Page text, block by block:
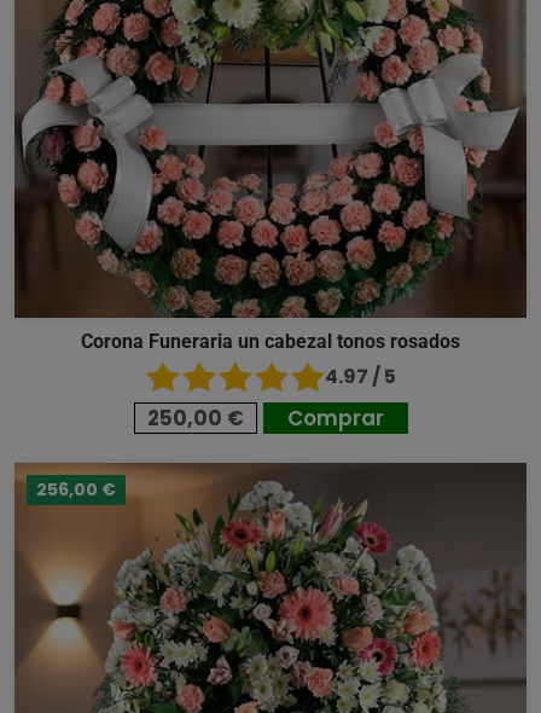
Corona Funeraria un cabezal tonos rosados
4.97 / 5
250,00 € Comprar
256,00 €